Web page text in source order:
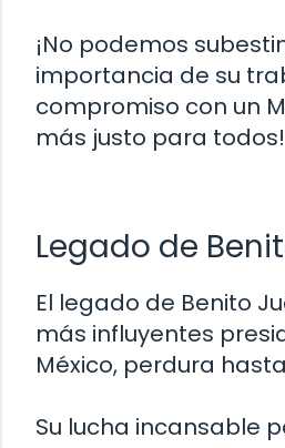
¡No podemos
importancia de su
compromiso con un
más justo para todos!
Legado de
El legado de Benito
más influyentes
México, perdura
Su lucha incansable